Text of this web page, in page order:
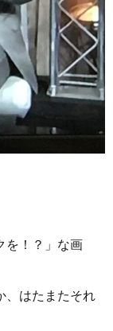
を！？」な画
、はたまたそれ